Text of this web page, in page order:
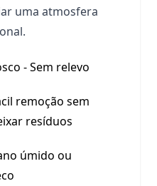
uma atmosfera
- Sem relevo
remoção sem
resíduos
úmido ou